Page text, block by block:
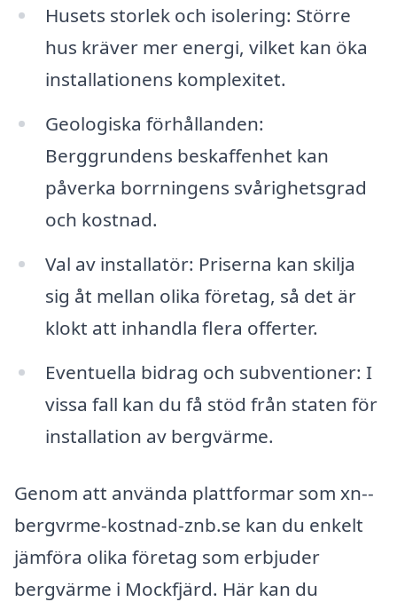
Husets storlek och isolering: Större
hus kräver mer energi, vilket kan öka
installationens komplexitet.
Geologiska förhållanden:
Berggrundens beskaffenhet kan
påverka borrningens svårighetsgrad
och kostnad.
Val av installatör: Priserna kan skilja
sig åt mellan olika företag, så det är
klokt att inhandla flera offerter.
Eventuella bidrag och subventioner: I
vissa fall kan du få stöd från staten för
installation av bergvärme.
Genom att använda plattformar som xn--
bergvrme-kostnad-znb.se kan du enkelt
jämföra olika företag som erbjuder
bergvärme i Mockfjärd. Här kan du